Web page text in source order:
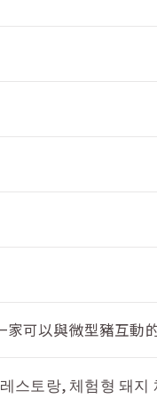
家可以與微型豬互動
스토랑, 체험형 돼